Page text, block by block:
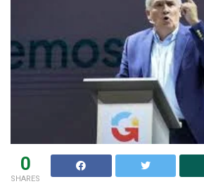
0
SHARES